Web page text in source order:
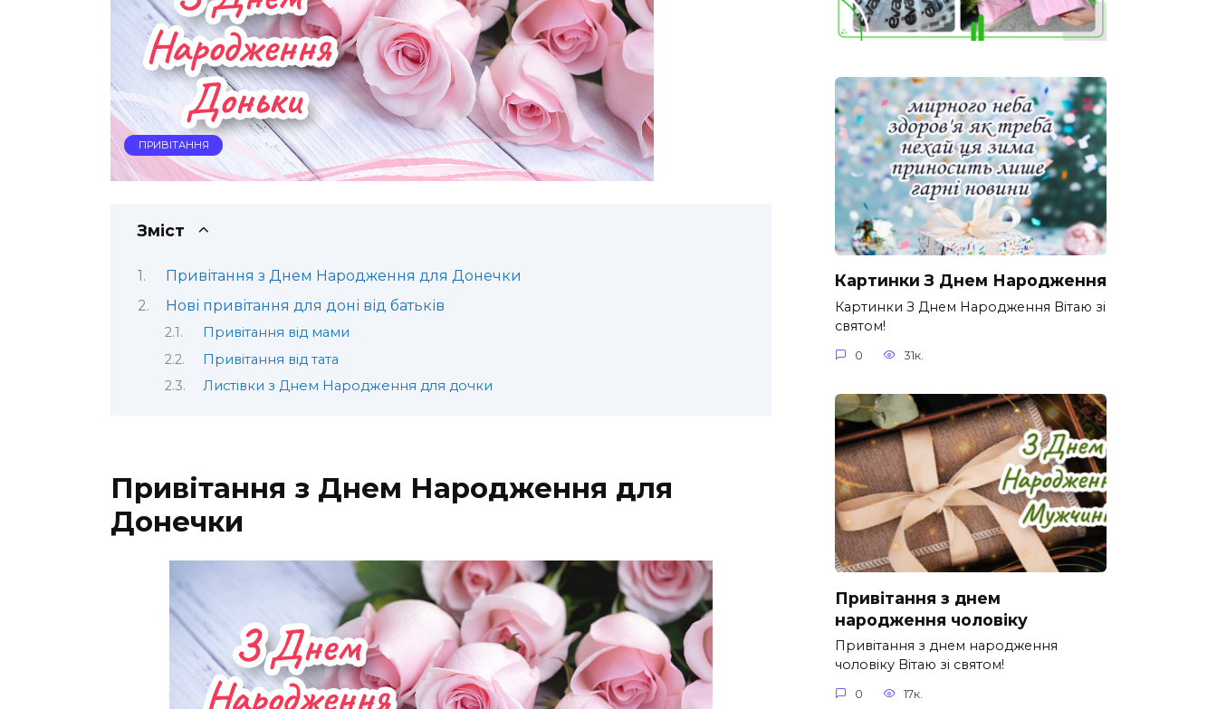
ПРИВІТАННЯ
Зміст
Привітання з Днем Народження для Донечки
Нові привітання для доні від батьків
Привітання від мами
Привітання від тата
Листівки з Днем Народження для дочки
Привітання з Днем Народження для
Донечки
Картинки З Днем Народження
Картинки З Днем Народження Вітаю зі
святом!
0 31к.
Привітання з днем
народження чоловіку
Привітання з днем народження
чоловіку Вітаю зі святом!
0 17к.